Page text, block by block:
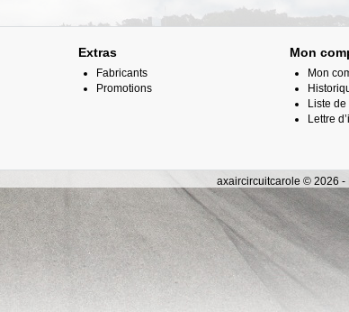
Extras
Fabricants
Promotions
Mon
Mon
Liste
Lettre
axaircircuitcarole © 2026 -